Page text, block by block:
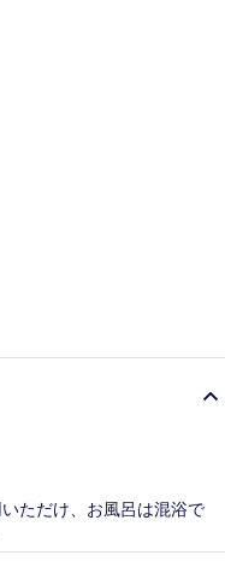
ただけ、お風呂は混浴で